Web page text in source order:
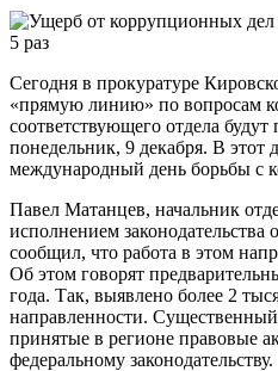
Сегодня в прокуратуре
«прямую линию» по вопросам
соответствующего отдела
понедельник, 9 декабря. В этот
международный день борьбы с
Павел Матанцев, начальник
исполнением
сообщил, что работа в этом
Об этом говорят
года. Так, выявлено более 2
направленности.
принятые в регионе правовые
федеральному законодательству.